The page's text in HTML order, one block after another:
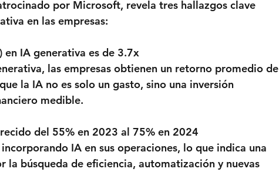
por Microsoft, revela tres hallazgos clave
en las empresas:
en IA generativa es de 3.7x
las empresas obtienen un retorno promedio de
la IA no es solo un gasto, sino una inversión
medible.
del 55% en 2023 al 75% en 2024
IA en sus operaciones, lo que indica una
la búsqueda de eficiencia, automatización y nuevas